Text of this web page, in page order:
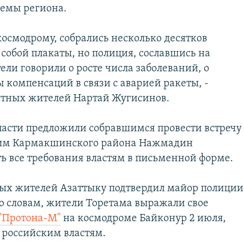
региона.
собрались несколько десятков
плакаты, но полиция, сославшись на
говорили о росте числа заболеваний, о
компенсаций в связи с аварией ракеты, -
жителей Нартай Жугисинов.
предложили собравшимся провести встречу
Кармакшинского района Нажмадин
все требования властям в письменной форме.
жителей Азаттыку подтвердил майор полиции
жители Торетама выражали свое
М" на космодроме Байконур 2 июля,
властям.